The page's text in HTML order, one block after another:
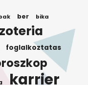
ber bika
foglalkoztatas
karrier